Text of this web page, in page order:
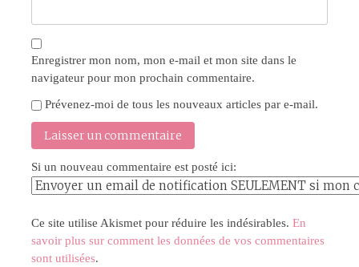
Enregistrer mon nom, mon e-mail et mon site dans le
navigateur pour mon prochain commentaire.
Prévenez-moi de tous les nouveaux articles par e-mail.
Si un nouveau commentaire est posté ici:
Ce site utilise Akismet pour réduire les indésirables. En
savoir plus sur comment les données de vos commentaires
sont utilisées.